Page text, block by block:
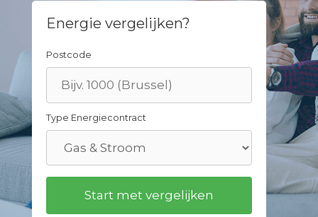
Energie vergelijken?
Postcode
Type Energiecontract